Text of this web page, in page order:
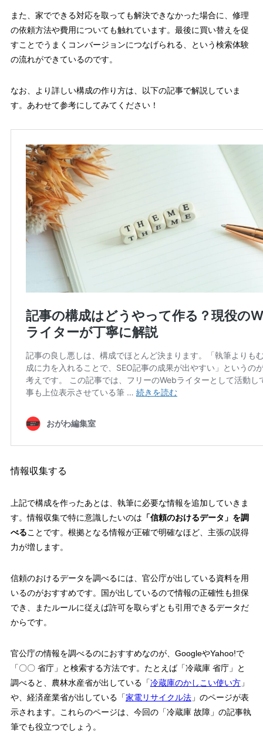
また、家でできる対応を取っても解決できなかった場合に、修理
の依頼方法や費用についても触れています。最後に買い替えを促
すことでうまくコンバージョンにつなげられる、という検索体験
の流れができているのです。
なお、より詳しい構成の作り方は、以下の記事で解説していま
す。あわせて参考にしてみてください！
情報収集する
上記で構成を作ったあとは、執筆に必要な情報を追加していきま
す。情報収集で特に意識したいのは 「信頼のおけるデータ」を調
べること です。根拠となる情報が正確で明確なほど、主張の説得
力が増します。
信頼のおけるデータを調べるには、官公庁が出している資料を用
いるのがおすすめです。国が出しているので情報の正確性も担保
でき、またルールに従えば許可を取らずとも引用できるデータだ
からです。
官公庁の情報を調べるのにおすすめなのが、GoogleやYahoo!で
「〇〇 省庁」と検索する方法です。たとえば「冷蔵庫 省庁」と
調べると、農林水産省が出している「冷蔵庫のかしこい使い方」
や、経済産業省が出している「家電リサイクル法」のページが表
示されます。これらのページは、今回の「冷蔵庫 故障」の記事執
筆でも役立つでしょう。